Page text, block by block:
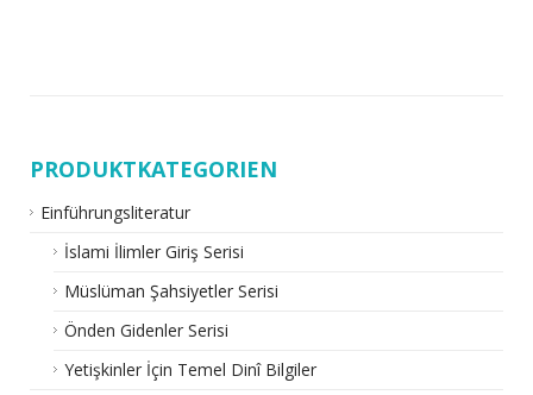
PRODUKTKATEGORIEN
Einführungsliteratur
İslami İlimler Giriş Serisi
Müslüman Şahsiyetler Serisi
Önden Gidenler Serisi
Yetişkinler İçin Temel Dinî Bilgiler